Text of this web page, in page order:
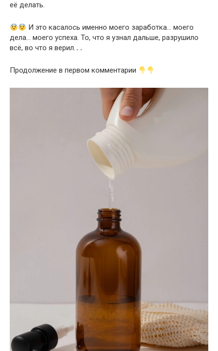
её делать.
И это касалось именно моего заработка… моего
дела… моего успеха. То, что я узнал дальше, разрушило
всё, во что я верил.․․
Продолжение в первом комментарии